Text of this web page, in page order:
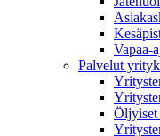
Vapaa-
Palvelut
Öljyiset